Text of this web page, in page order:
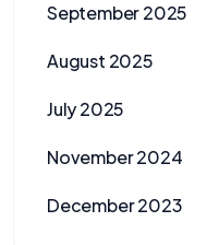
September 2025
August 2025
July 2025
November 2024
December 2023